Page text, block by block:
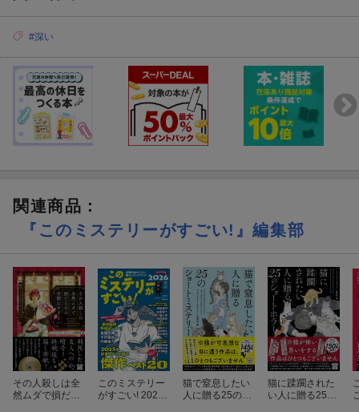
#深い
関連商品 ：
『このミステリーがすごい!』編集部
その人殺しは全
然ムダで損だら
このミステリー
がすごい! 2026
猫で窒息したい
人に贈る25のシ
猫に蹂躙された
い人に贈る25の